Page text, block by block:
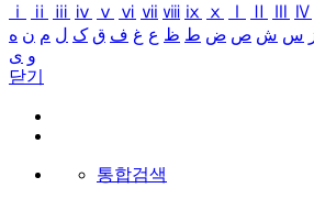
ⅰ
ⅱ ⅲ ⅳ ⅴ ⅵ ⅶ ⅷ ⅸ ⅹ Ⅳ
س ش ص ض ط ظ ع غ ف ق ک ل م ن ه
و ی
닫기
통합검색